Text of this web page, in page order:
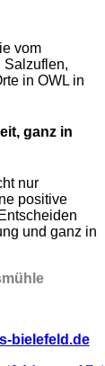
vom
Salzuflen,
in OWL in
ganz in
nur
positive
und ganz in
bielefeld.de